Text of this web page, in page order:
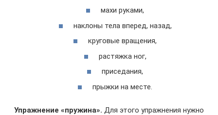
махи руками,
наклоны тела вперед, назад,
круговые вращения,
растяжка ног,
приседания,
прыжки на месте.
Упражнение «пружина». Для этого упражнения нужно